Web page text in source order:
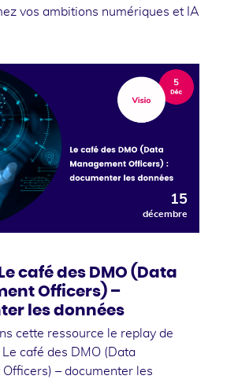
vos ambitions numériques et IA
15
décembre
café des DMO (Data
Officers) –
les données
cette ressource le replay de
Le café des DMO (Data
– documenter les